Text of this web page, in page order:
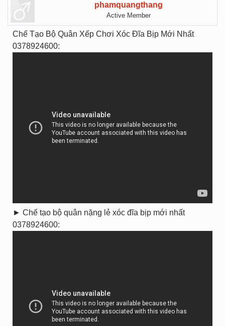
phamquangthang
Active Member
Chế Tạo Bộ Quân Xếp Chơi Xóc Đĩa Bịp Mới Nhất
0378924600:
► Chế tạo bộ quân nặng lẻ xóc đĩa bịp mới nhất
0378924600: